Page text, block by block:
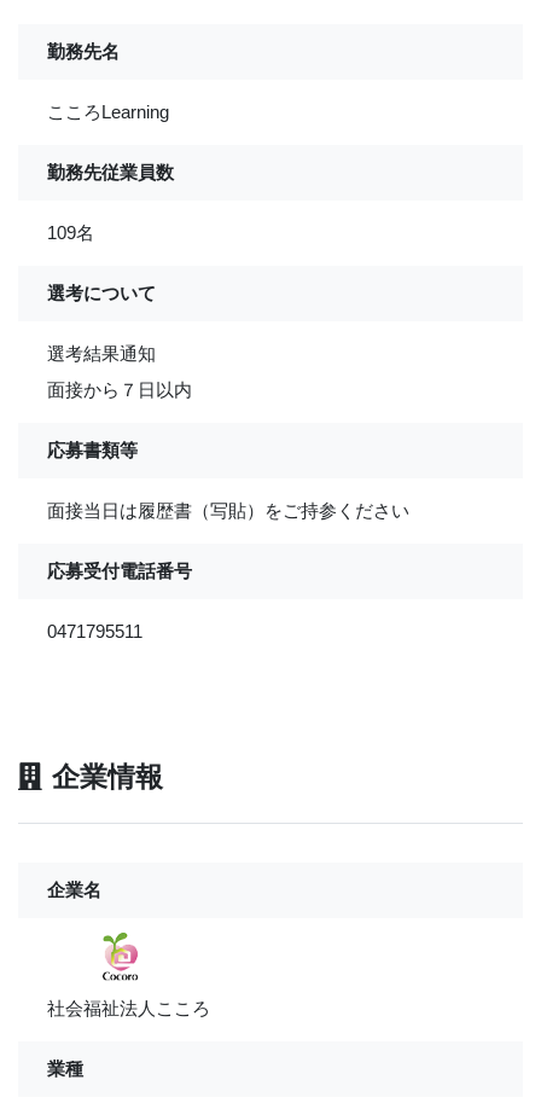
勤務先名
こころLearning
勤務先従業員数
109名
選考について
選考結果通知
面接から７日以内
応募書類等
面接当日は履歴書（写貼）をご持参ください
応募受付電話番号
0471795511
企業情報
企業名
社会福祉法人こころ
業種